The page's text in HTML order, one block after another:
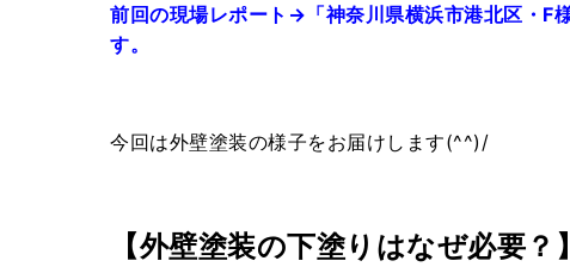
前回の現場レポート→「神奈川県横浜市港北区・
す。
今回は外壁塗装の様子をお届けします(^^)/
【外壁塗装の下塗りはなぜ必要？】